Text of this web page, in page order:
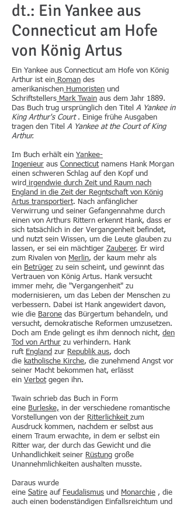
dt.: Ein Yankee aus
Connecticut am Hofe
von König Artus
Ein Yankee aus Connecticut am Hofe von König
Arthur ist ein Roman des
amerikanischen Humoristen und
Schriftstellers Mark Twain aus dem Jahr 1889.
Das Buch trug ursprünglich den Titel A Yankee in
King Arthur's Court. Einige frühe Ausgaben
tragen den Titel A Yankee at the Court of King
Arthur.
Im Buch erhält ein Yankee-
Ingenieur aus Connecticutnamens Hank Morgan
einen schweren Schlag auf den Kopf und
wird irgendwie durch Zeit und Raum nach
England in die Zeitder Regntschaft von König
Artus transportiert. Nach anfänglicher
Verwirrung und seiner Gefangennahme durch
einen von Arthurs Rittern erkennt Hank, dass er
sich tatsächlich in der Vergangenheit befindet,
und nutzt sein Wissen, um die Leute glauben zu
lassen, er sei ein mächtiger Zauberer. Er wird
zum Rivalen von Merlin, der kaum mehr als
ein Betrüger zu sein scheint, und gewinnt das
Vertrauen von König Artus. Hank versucht
immer mehr, die "Vergangenheit" zu
modernisieren, um das Leben der Menschen zu
verbessern. Dabei ist Hank angewidert davon,
wie die Barone das Bürgertum behandeln, und
versucht, demokratische Reformen umzusetzen.
Doch am Ende gelingt es ihm dennoch nicht, den
Tod von Arthur zu verhindern. Hank
ruft England zur Republik aus, doch
die katholische Kirche, die zunehmend Angst vor
seiner Macht bekommen hat, erlässt
ein Verbotgegen ihn.
Twain schrieb das Buch in Form
eine Burleske, in der verschiedene romantische
Vorstellungen von der Ritterlichkeit zum
Ausdruck kommen, nachdem er selbst aus
einem Traum erwachte, in dem er selbst ein
Ritter war, der durch das Gewicht und die
Unhandlichkeit seiner Rüstung große
Unannehmlichkeiten aushalten musste.
Daraus wurde
eine Satire auf Feudalismus und Monarchie , die
auch einen bodenständigen Einfallsreichtum und